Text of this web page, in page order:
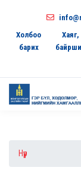
Холбоо
барих
Хаяг,
Нүүр